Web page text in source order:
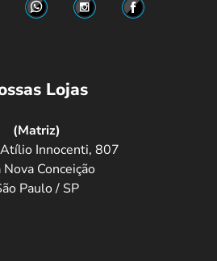
Lojas
(Matriz)
Innocenti, 807
Conceição
Paulo / SP